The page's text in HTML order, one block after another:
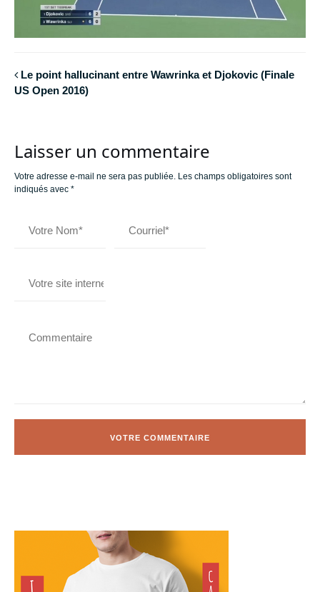
Le point hallucinant entre Wawrinka et Djokovic (Finale
US Open 2016)
Laisser un commentaire
Votre adresse e-mail ne sera pas publiée. Les champs obligatoires sont
indiqués avec *